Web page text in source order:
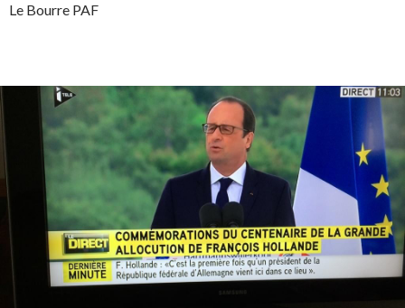
Le Bourre PAF